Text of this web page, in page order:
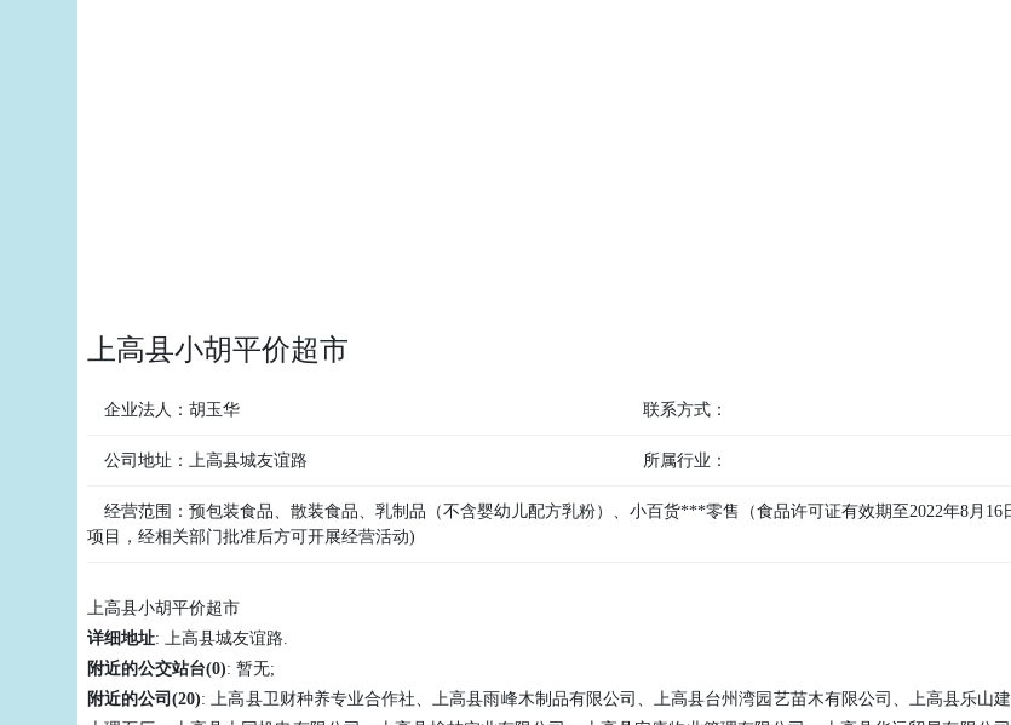
上高县小胡平价超市
企业法人： 胡玉华 联系方式：
公司地址： 上高县城友谊路 所属行业：
经营范围： 预包装食品、散装食品、乳制品（不含婴幼儿配方乳粉）、小百货***零售（食品许可证有效期至2022年8月16
项目，经相关部门批准后方可开展经营活动)
上高县小胡平价超市
详细地址: 上高县城友谊路.
附近的公交站台(0): 暂无;
附近的公司(20): 上高县卫财种养专业合作社、上高县雨峰木制品有限公司、上高县台州湾园艺苗木有限公司、上高县乐山